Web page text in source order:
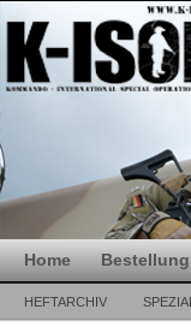
Home Bestellung
HEFTARCHIV